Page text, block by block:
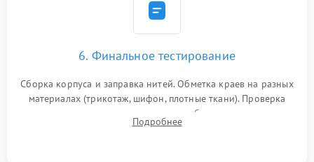
6. Финальное тестирование
Сборка корпуса и заправка нитей. Обметка краев на разных
материалах (трикотаж, шифон, плотные ткани). Проверка
ровности среза, эластичности шва, работы ролевого шва и
отсутствия стягивания или волнистости ткани.
Подробнее